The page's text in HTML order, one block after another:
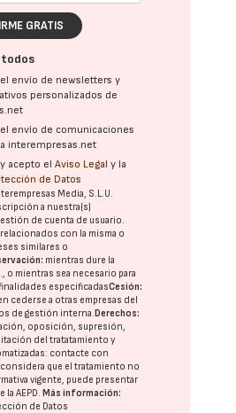
GRATIS
envío de newsletters y
personalizados de
envío de comunicaciones
interempresas.net
acepto elAviso Legal y la
de Datos
Media, S.L.U.
a nuestra(s)
de cuenta de usuario.
con la misma o
similares o
mientras dure la
o mientras sea necesario para
especificadasCesión:
cederse a otras empresas del
de gestión interna.Derechos:
oposición, supresión,
del tratatamiento y
contacte con
considera que el tratamiento no
vigente, puede presentar
laAEPD.Más información:
de Datos